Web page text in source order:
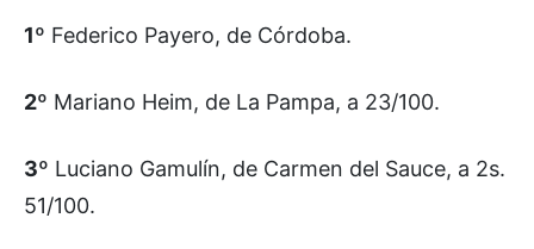
1º Federico Payero, de Córdoba.
2º Mariano Heim, de La Pampa, a 23/100.
3º Luciano Gamulín, de Carmen del Sauce, a 2s.
51/100.